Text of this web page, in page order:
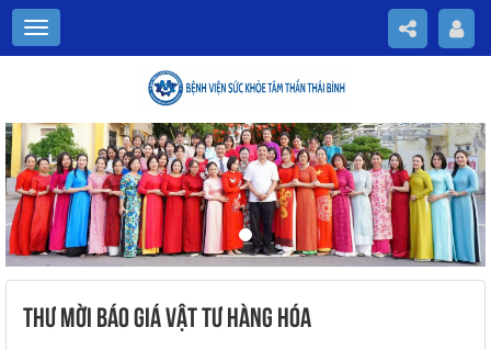
Previous
THƯ MỜI BÁO GIÁ VẬT TƯ HÀNG HÓA